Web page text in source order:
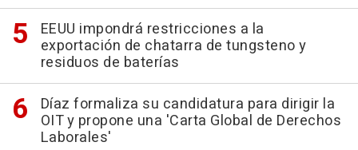
EEUU impondrá restricciones a la
exportación de chatarra de tungsteno y
residuos de baterías
Díaz formaliza su candidatura para dirigir la
OIT y propone una 'Carta Global de Derechos
Laborales'